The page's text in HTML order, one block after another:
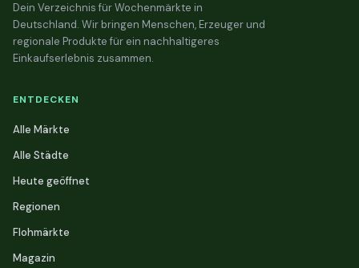
Dein Verzeichnis für Wochenmärkte in
Deutschland. Wir bringen Menschen, Erzeuger und
regionale Produkte für ein nachhaltigeres
Einkaufserlebnis zusammen.
ENTDECKEN
Alle Märkte
Alle Städte
Heute geöffnet
Regionen
Flohmärkte
Magazin